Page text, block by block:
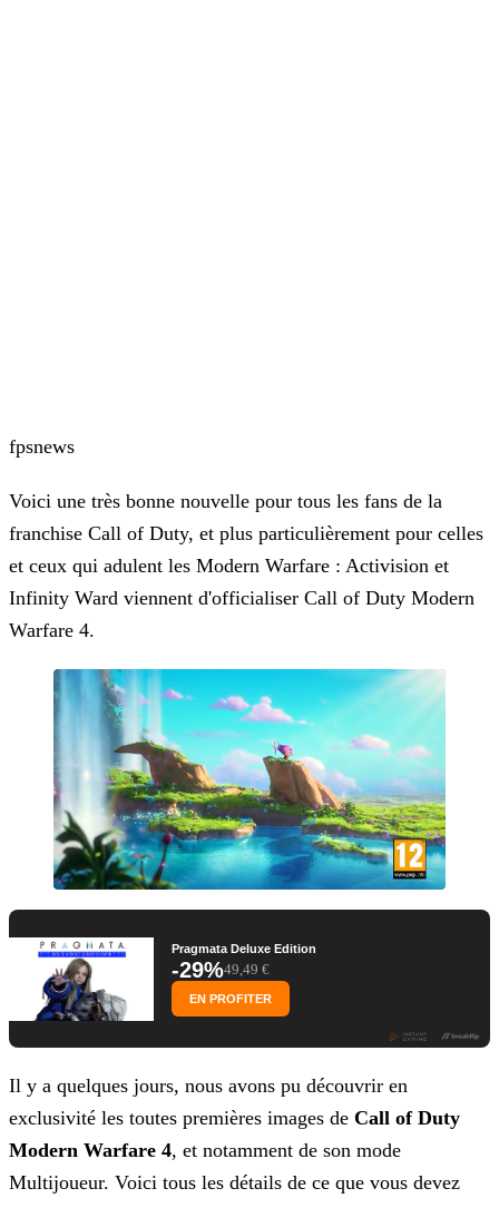
fpsnews
Voici une très bonne nouvelle pour tous les fans de la
franchise Call of Duty, et plus particulièrement pour celles
et ceux qui adulent les Modern Warfare : Activision et
Infinity Ward viennent d'officialiser Call of Duty Modern
Warfare 4.
Pragmata Deluxe Edition
-29%49,49 €
EN PROFITER
Il y a quelques jours, nous avons pu découvrir en
exclusivité les toutes premières images de Call of Duty
Modern Warfare 4, et notamment de son mode
Multijoueur. Voici tous les détails de ce que vous devez